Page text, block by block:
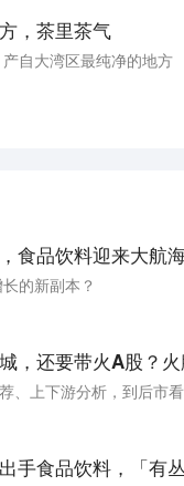
，茶里茶气
自大湾区最纯净的地方
食品饮料迎来大航
的新副本？
，还要带火A股？
荐、上下游分析，到后
手食品饮料，「有